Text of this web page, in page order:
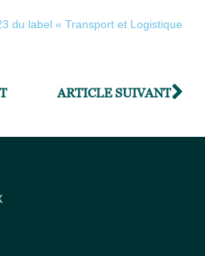
du label « Transport et Logistique
ARTICLE SUIVANT